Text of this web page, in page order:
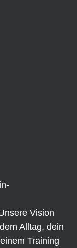
Vision
Alltag, dein
Training